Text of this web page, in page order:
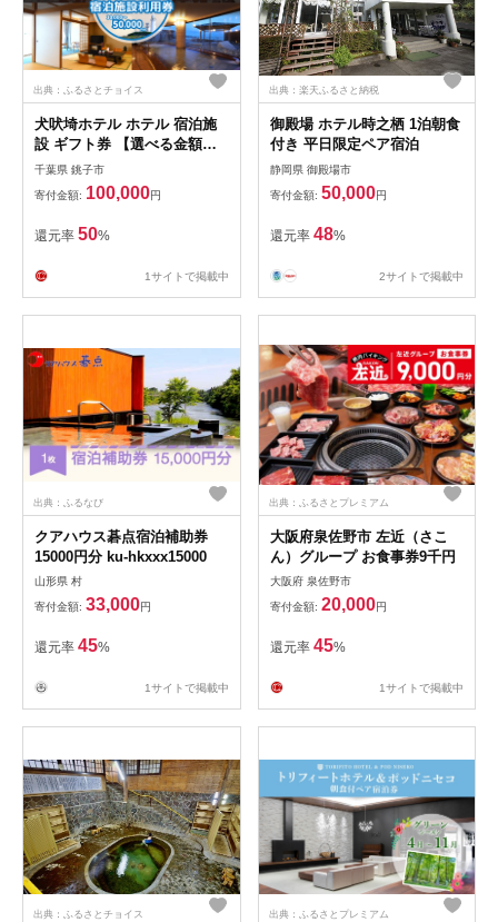
出典：ふるさとチョイス
犬吠埼ホテル ホテル 宿泊施
設 ギフト券 【選べる金額】
3～5万円分 宿泊 宿泊チケッ
ト ホテル チケット 旅行 旅
観光 りょこう 海 おすすめ 日
本一 早く日の出 が見られる
正月 謹賀新年 銚子 絶景 非日
鮮 犬吠埼 灯台 10万円 ふるさ
子市 【犬吠埼ホテル】
千葉県 銚子市
寄付金額: 100,000円
還元率 50%
1サイトで掲載中
出典：楽天ふるさと納税
御殿場 ホテル時之栖 1泊朝食
付き 平日限定ペア宿泊
静岡県 御殿場市
寄付金額: 50,000円
還元率 48%
2サイトで掲載中
出典：ふるなび
クアハウス碁点宿泊補助券
15000円分 ku-hkxxx15000
山形県 村
寄付金額: 33,000円
還元率 45%
1サイトで掲載中
出典：ふるさとプレミアム
大阪府泉佐野市 左近（さこ
ん）グループ お食事券9千円
大阪府 泉佐野市
寄付金額: 20,000円
還元率 45%
1サイトで掲載中
出典：ふるさとチョイス 出典：ふるさとプレミアム